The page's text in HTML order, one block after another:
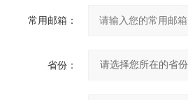
常用邮箱：
省份：